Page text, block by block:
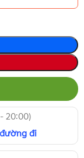
20:00)
đi